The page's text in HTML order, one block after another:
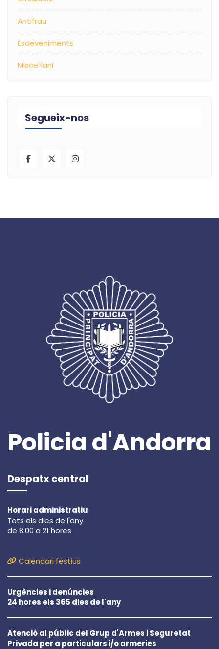
Antifrau
Esdeveniments
Miscel·lani
Segueix-nos
Policia d'Andorra
Despatx central
Horari administratiu
Tots els dies de l'any
de 8.00 a 21 hores
Calendari festius
Urgències i denúncies
24 hores els 365 dies de l'any
Atenció al públic del Grup d'Armes i Seguretat
Privada per a particulars i/o armeries